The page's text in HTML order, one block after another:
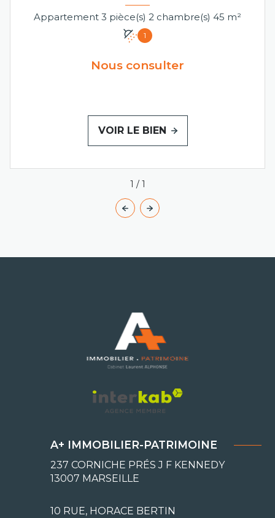
Appartement 3 pièce(s) 2 chambre(s) 45 m²
1
Nous consulter
VOIR LE BIEN
1 / 1
A+ IMMOBILIER-PATRIMOINE
237 CORNICHE PRÉS J F KENNEDY
13007 MARSEILLE
10 RUE, HORACE BERTIN